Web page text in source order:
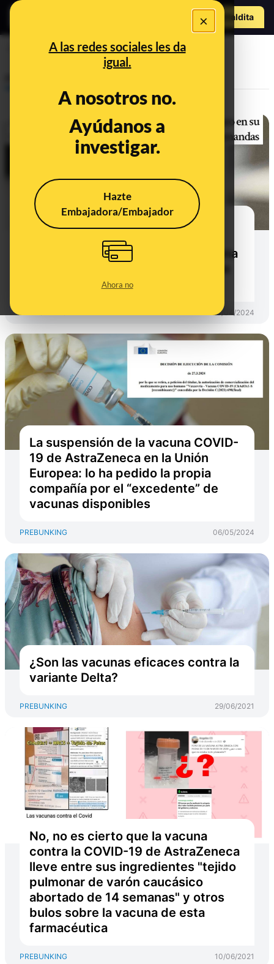
×
A las redes sociales les da
igual.
A nosotros no.
Ayúdanos a
investigar.
Hazte
Embajadora/Embajador
Ahora no
Hazte Maldito
a
AstraZeneca
AstraZeneca y las trombosis: se
conoce este posible efecto
secundario "muy raro" de la vacuna
PREBUNKING 30/04/2024
La suspensión de la vacuna COVID-
19 de AstraZeneca en la Unión
Europea: lo ha pedido la propia
compañía por el “excedente” de
vacunas disponibles
PREBUNKING 06/05/2024
¿Son las vacunas eficaces contra la
variante Delta?
PREBUNKING 29/06/2021
No, no es cierto que la vacuna
contra la COVID-19 de AstraZeneca
lleve entre sus ingredientes "tejido
pulmonar de varón caucásico
abortado de 14 semanas" y otros
bulos sobre la vacuna de esta
farmacéutica
PREBUNKING 10/06/2021